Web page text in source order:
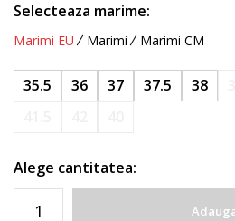
Selecteaza marime:
Marimi EU Marimi Marimi CM
35.5 36 37 37.5 38
Alege cantitatea: